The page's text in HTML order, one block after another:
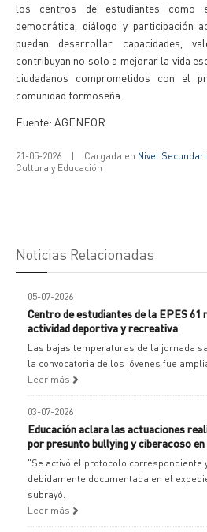
los centros de estudiantes como
democrática, diálogo y participación
puedan desarrollar capacidades,
contribuyan no solo a mejorar la vida
ciudadanos comprometidos con el
comunidad formoseña.
Fuente: AGENFOR.
21-05-2026 | Cargada en Nivel
Cultura y Educación
Noticias Relacionadas
05-07-2026
Centro de estudiantes de la EPES
actividad deportiva y recreativa
Las bajas temperaturas de la jornada
la convocatoria de los jóvenes fue
Leer más
03-07-2026
Educación aclara las actuaciones
por presunto bullying y ciberacoso en
"Se activó el protocolo correspondiente
debidamente documentada en el
subrayó.
Leer más